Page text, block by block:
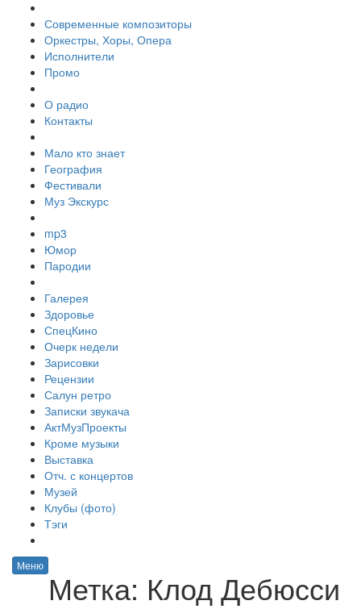
Современные композиторы
Оркестры, Хоры, Опера
Исполнители
Промо
О радио
Контакты
Мало кто знает
География
Фестивали
Муз Экскурс
mp3
Юмор
Пародии
Галерея
Здоровье
СпецКино
Очерк недели
Зарисовки
Рецензии
Салун ретро
Записки звукача
АктМузПроекты
Кроме музыки
Выставка
Отч. с концертов
Музей
Клубы (фото)
Тэги
Меню
Метка: Клод Дебюсси